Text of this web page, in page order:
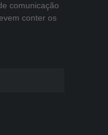
comunicação
conter os